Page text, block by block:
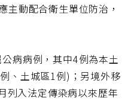
主動配合衛生單位防治，
病病例，其中4例為本土
、土城區1例)；另境外移
列入法定傳染病以來歷年